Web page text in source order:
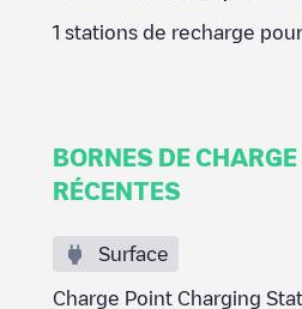
1 stations de recharge
BORNES DE
RÉCENTES
Surface
Charge Point Charging